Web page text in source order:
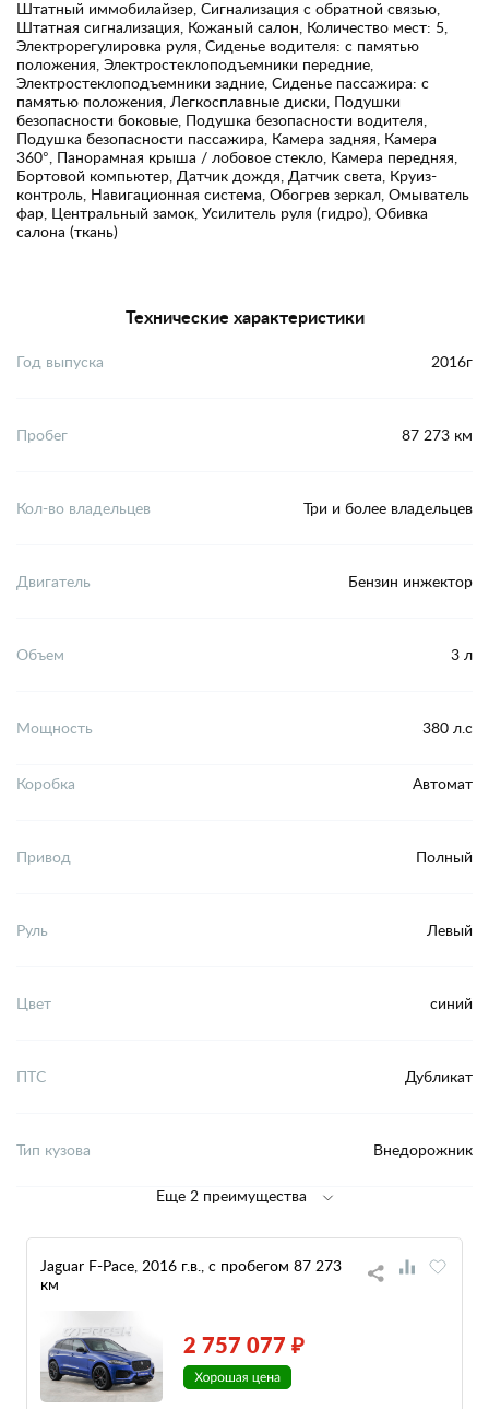
Штатный иммобилайзер, Сигнализация с обратной связью,
Штатная сигнализация, Кожаный салон, Количество мест: 5,
Электрорегулировка руля, Сиденье водителя: с памятью
положения, Электростеклоподъемники передние,
Электростеклоподъемники задние, Сиденье пассажира: с
памятью положения, Легкосплавные диски, Подушки
безопасности боковые, Подушка безопасности водителя,
Подушка безопасности пассажира, Камера задняя, Камера
360°, Панорамная крыша / лобовое стекло, Камера передняя,
Бортовой компьютер, Датчик дождя, Датчик света, Круиз-
контроль, Навигационная система, Обогрев зеркал, Омыватель
фар, Центральный замок, Усилитель руля (гидро), Обивка
салона (ткань)
Технические характеристики
Год выпуска 2016г
Пробег 87 273 км
Кол-во владельцев Три и более владельцев
Двигатель Бензин инжектор
Объем 3 л
Мощность 380 л.с
Коробка Автомат
Привод Полный
Руль Левый
Цвет синий
ПТС Дубликат
Тип кузова Внедорожник
Еще 2 преимущества
Jaguar F-Pace, 2016 г.в., с пробегом 87 273
км
2 757 077 ₽